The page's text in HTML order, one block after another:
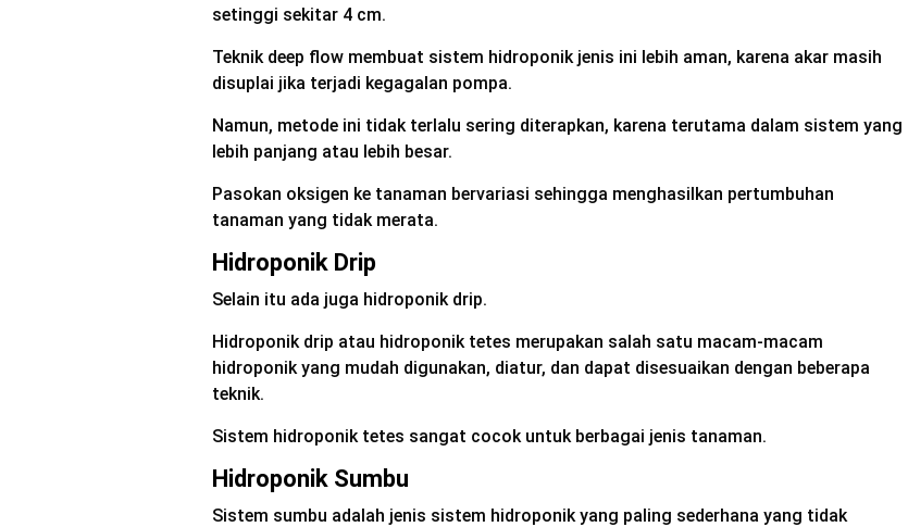
setinggi sekitar 4 cm.
Teknik deep flow membuat sistem hidroponik jenis ini lebih aman, karena akar masih
disuplai jika terjadi kegagalan pompa.
Namun, metode ini tidak terlalu sering diterapkan, karena terutama dalam sistem yang
lebih panjang atau lebih besar.
Pasokan oksigen ke tanaman bervariasi sehingga menghasilkan pertumbuhan
tanaman yang tidak merata.
Hidroponik Drip
Selain itu ada juga hidroponik drip.
Hidroponik drip atau hidroponik tetes merupakan salah satu macam-macam
hidroponik yang mudah digunakan, diatur, dan dapat disesuaikan dengan beberapa
teknik.
Sistem hidroponik tetes sangat cocok untuk berbagai jenis tanaman.
Hidroponik Sumbu
Sistem sumbu adalah jenis sistem hidroponik yang paling sederhana yang tidak